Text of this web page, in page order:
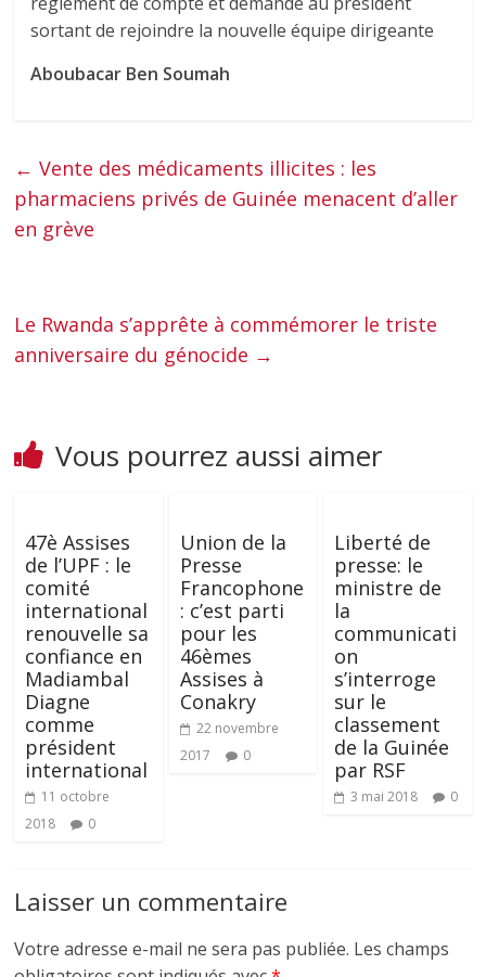
sortant de rejoindre la nouvelle équipe dirigeante
Aboubacar Ben Soumah
← Vente des médicaments illicites : les
pharmaciens privés de Guinée menacent d’aller
en grève
Le Rwanda s’apprête à commémorer le triste
anniversaire du génocide →
Vous pourrez aussi aimer
47è Assises
de l’UPF : le
comité
international
renouvelle sa
confiance en
Madiambal
Diagne
comme
président
international
11 octobre
2018
0
Union de la
Presse
Francophone
: c’est parti
pour les
46èmes
Assises à
Conakry
22 novembre
2017
0
Liberté de
presse: le
ministre de
la
communicati
on
s’interroge
sur le
classement
de la Guinée
par RSF
3 mai 2018 0
Laisser un commentaire
Votre adresse e-mail ne sera pas publiée. Les champs